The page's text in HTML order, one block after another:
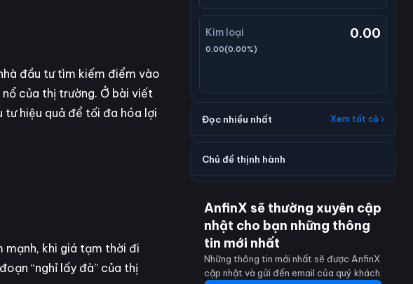
đầu tư tìm kiếm điểm vào
của thị trường. Ở bài viết
tư hiệu quả để tối đa hóa lợi
mạnh, khi giá tạm thời đi
“nghỉ lấy đà” của thị
Kim loại 0.00
0.00(0.00%)
Đọc nhiều nhất Xem tất cả ›
Chủ đề thịnh hành
AnfinX sẽ thường xuyên cập
nhật cho bạn những thông
tin mới nhất
Những thông tin mới nhất sẽ được AnfinX
cập nhật và gửi đến email của quý khách.